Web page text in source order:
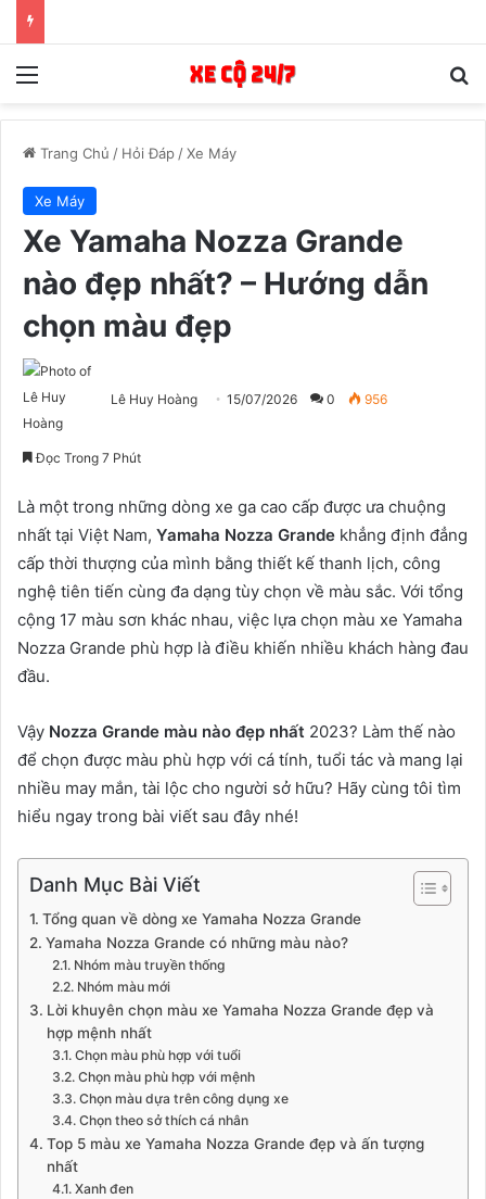
Menu
Trang Chủ / Hỏi Đáp /Xe Máy
Xe Máy
Xe Yamaha Nozza Grande
nào đẹp nhất? – Hướng dẫn
chọn màu đẹp
Lê Huy Hoàng 15/07/2026 0 956
Đọc Trong 7 Phút
Là một trong những dòng xe ga cao cấp được ưa chuộng
nhất tại Việt Nam, Yamaha Nozza Grande khẳng định đẳng
cấp thời thượng của mình bằng thiết kế thanh lịch, công
nghệ tiên tiến cùng đa dạng tùy chọn về màu sắc. Với tổng
cộng 17 màu sơn khác nhau, việc lựa chọn màu xe Yamaha
Nozza Grande phù hợp là điều khiến nhiều khách hàng đau
đầu.
Vậy Nozza Grande màu nào đẹp nhất 2023? Làm thế nào
để chọn được màu phù hợp với cá tính, tuổi tác và mang lại
nhiều may mắn, tài lộc cho người sở hữu? Hãy cùng tôi tìm
hiểu ngay trong bài viết sau đây nhé!
Danh Mục Bài Viết
Tổng quan về dòng xe Yamaha Nozza Grande
Yamaha Nozza Grande có những màu nào?
Nhóm màu truyền thống
Nhóm màu mới
Lời khuyên chọn màu xe Yamaha Nozza Grande đẹp và
hợp mệnh nhất
Chọn màu phù hợp với tuổi
Chọn màu phù hợp với mệnh
Chọn màu dựa trên công dụng xe
Chọn theo sở thích cá nhân
Top 5 màu xe Yamaha Nozza Grande đẹp và ấn tượng
nhất
Xanh đen